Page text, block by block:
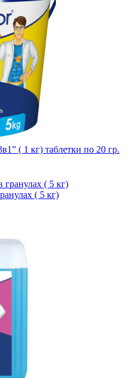
( 1 кг) таблетки по 20 гр.
( 5 кг)